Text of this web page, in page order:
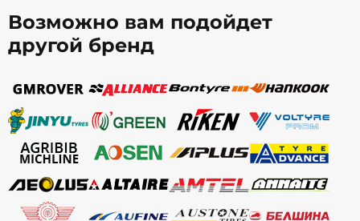
Возможно вам подойдет
другой бренд